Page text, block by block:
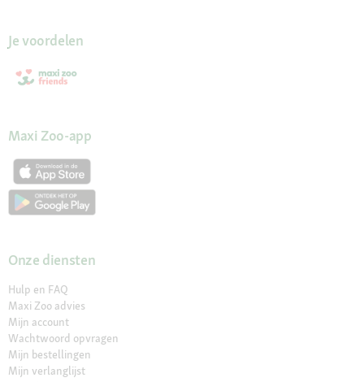
Je voordelen
Maxi Zoo-app
Onze diensten
Hulp en FAQ
Maxi Zoo advies
Mijn account
Wachtwoord opvragen
Mijn bestellingen
Mijn verlanglijst